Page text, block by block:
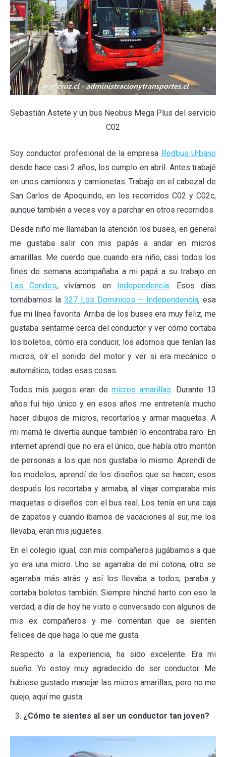
Sebastián Astete y un bus Neobus Mega Plus del servicio
C02
Soy conductor profesional de la empresa Redbus Urbano
desde hace casi 2 años, los cumplo en abril. Antes trabajé
en unos camiones y camionetas. Trabajo en el cabezal de
San Carlos de Apoquindo, en los recorridos C02 y C02c,
aunque también a veces voy a parchar en otros recorridos.
Desde niño me llamaban la atención los buses, en general
me gustaba salir con mis papás a andar en micros
amarillas. Me cuerdo que cuando era niño, casi todos los
fines de semana acompañaba a mi papá a su trabajo en
Las Condes, vivíamos en Independencia. Esos días
tomábamos la 327 Los Dominicos – Independencia, esa
fue mi línea favorita. Arriba de los buses era muy feliz, me
gustaba sentarme cerca del conductor y ver cómo cortaba
los boletos, cómo era conducir, los adornos que tenían las
micros, oír el sonido del motor y ver si era mecánico o
automático, todas esas cosas.
Todos mis juegos eran de micros amarillas. Durante 13
años fui hijo único y en esos años me entretenía mucho
hacer dibujos de micros, recortarlos y armar maquetas. A
mi mamá le divertía aunque también lo encontraba raro. En
internet aprendí que no era el único, que había otro montón
de personas a los que nos gustaba lo mismo. Aprendí de
los modelos, aprendí de los diseños que se hacen, esos
después los recortaba y armaba, al viajar comparaba mis
maquetas o diseños con el bus real. Los tenía en una caja
de zapatos y cuando íbamos de vacaciones al sur, me los
llevaba, eran mis juguetes.
En el colegio igual, con mis compañeros jugábamos a que
yo era una micro. Uno se agarraba de mi cotona, otro se
agarraba más atrás y así los llevaba a todos, paraba y
cortaba boletos también. Siempre hinché harto con eso la
verdad, a día de hoy he visto o conversado con algunos de
mis ex compañeros y me comentan que se sienten
felices de que haga lo que me gusta.
Respecto a la experiencia, ha sido excelente. Era mi
sueño. Yo estoy muy agradecido de ser conductor. Me
hubiese gustado manejar las micros amarillas, pero no me
quejo, aquí me gusta.
¿Cómo te sientes al ser un conductor tan joven?